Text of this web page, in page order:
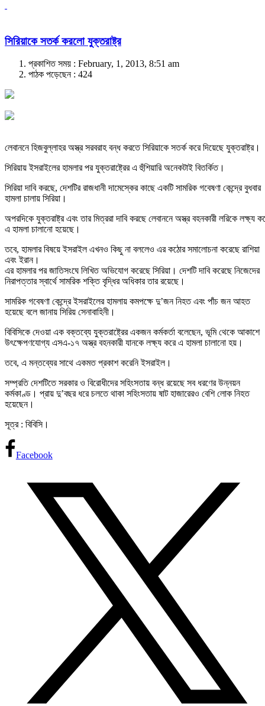
সিরিয়াকে সতর্ক করলো যুক্তরাষ্ট্র
প্রকাশিত সময় : February, 1, 2013, 8:51 am
পাঠক পড়েছেন : 424
লেবাননে হিজবুল্লাহর অস্ত্র সরবরাহ বন্ধ করতে সিরিয়াকে সতর্ক করে দিয়েছে যুক্তরাষ্ট্র।
সিরিয়ায় ইসরাইলের হামলার পর যুক্তরাষ্ট্রের এ হুঁশিয়ারি অনেকটাই বিতর্কিত।
সিরিয়া দাবি করছে, দেশটির রাজধানী দামেস্কের কাছে একটি সামরিক গবেষণা কেন্দ্রে বুধবার
হামলা চালায় সিরিয়া।
অপরদিকে যুক্তরাষ্ট্র এবং তার মিত্ররা দাবি করছে লেবাননে অস্ত্র বহনকারী লরিকে লক্ষ্য
এ হামলা চালানো হয়েছে।
তবে, হামলার বিষয়ে ইসরাইল এখনও কিছু না বললেও এর কঠোর সমালোচনা করেছে রাশিয়া
এবং ইরান।
এর হামলার পর জাতিসংঘে লিখিত অভিযোগ করেছে সিরিয়া। দেশটি দাবি করেছে নিজেদের
নিরাপত্তার স্বার্থে সামরিক শক্তি বৃদ্ধির অধিকার তার রয়েছে।
সামরিক গবেষণা কেন্দ্রে ইসরাইলের হামলায় কমপক্ষে দু’জন নিহত এবং পাঁচ জন আহত
হয়েছে বলে জানায় সিরিয় সেনাবাহিনী।
বিবিসিকে দেওয়া এক বক্তব্যে যুক্তরাষ্ট্রের একজন কর্মকর্তা বলেছেন, ভূমি থেকে আকাশে
উৎক্ষেপণযোগ্য এসএ-১৭ অস্ত্র বহনকারী যানকে লক্ষ্য করে এ হামলা চালানো হয়।
তবে, এ মন্তব্যের সাথে একমত প্রকাশ করেনি ইসরাইল।
সম্প্রতি দেশটিতে সরকার ও বিরোধীদের সহিংসতায় বন্ধ রয়েছে সব ধরণের উন্নয়ন
কর্মকাণ্ড। প্রায় দু’বছর ধরে চলতে থাকা সহিংসতায় ষাট হাজারেরও বেশি লোক নিহত
হয়েছেন।
সূত্র : বিবিসি।
Facebook